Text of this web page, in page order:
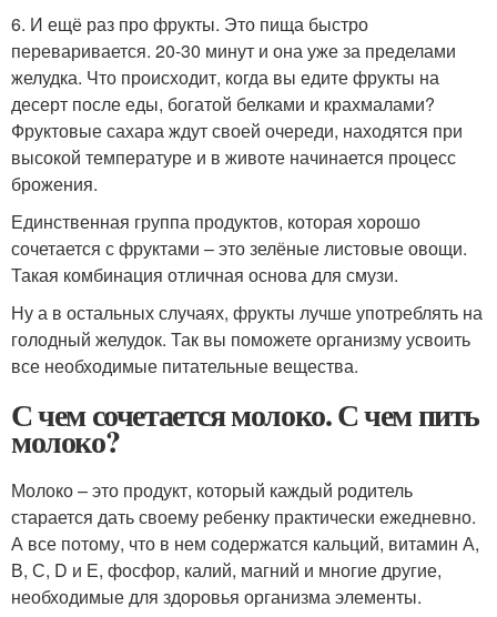
6. И ещё раз про фрукты. Это пища быстро
переваривается. 20-30 минут и она уже за пределами
желудка. Что происходит, когда вы едите фрукты на
десерт после еды, богатой белками и крахмалами?
Фруктовые сахара ждут своей очереди, находятся при
высокой температуре и в животе начинается процесс
брожения.
Единственная группа продуктов, которая хорошо
сочетается с фруктами – это зелёные листовые овощи.
Такая комбинация отличная основа для смузи.
Ну а в остальных случаях, фрукты лучше употреблять на
голодный желудок. Так вы поможете организму усвоить
все необходимые питательные вещества.
С чем сочетается молоко. С чем пить
молоко?
Молоко – это продукт, который каждый родитель
старается дать своему ребенку практически ежедневно.
А все потому, что в нем содержатся кальций, витамин А,
В, С, D и Е, фосфор, калий, магний и многие другие,
необходимые для здоровья организма элементы.